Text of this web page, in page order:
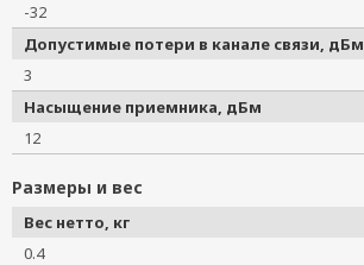
-32
Допустимые потери в канале связи, дБм
3
Насыщение приемника, дБм
12
Размеры и вес
Вес нетто, кг
0.4